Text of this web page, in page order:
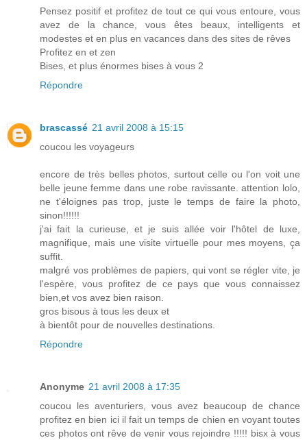
Pensez positif et profitez de tout ce qui vous entoure, vous
avez de la chance, vous êtes beaux, intelligents et
modestes et en plus en vacances dans des sites de rêves
Profitez en et zen
Bises, et plus énormes bises à vous 2
Répondre
brascassé 21 avril 2008 à 15:15
coucou les voyageurs
encore de très belles photos, surtout celle ou l'on voit une
belle jeune femme dans une robe ravissante. attention lolo,
ne t'éloignes pas trop, juste le temps de faire la photo,
sinon!!!!!!
j'ai fait la curieuse, et je suis allée voir l'hôtel de luxe,
magnifique, mais une visite virtuelle pour mes moyens, ça
suffit.
malgré vos problèmes de papiers, qui vont se régler vite, je
l'espère, vous profitez de ce pays que vous connaissez
bien,et vos avez bien raison.
gros bisous à tous les deux et
à bientôt pour de nouvelles destinations.
Répondre
Anonyme 21 avril 2008 à 17:35
coucou les aventuriers, vous avez beaucoup de chance
profitez en bien ici il fait un temps de chien en voyant toutes
ces photos ont rêve de venir vous rejoindre !!!!! bisx à vous